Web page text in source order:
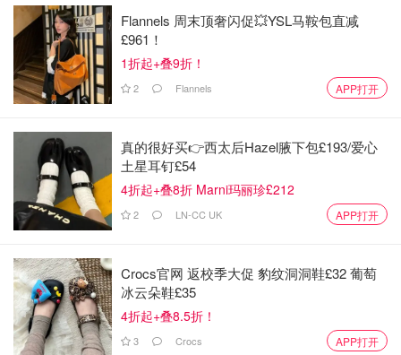
Flannels 周末顶奢闪促💥YSL马鞍包直减
£961！
1折起+叠9折！
2 Flannels APP打开
真的很好买👉西太后Hazel腋下包£193/爱心
土星耳钉£54
4折起+叠8折 Marni玛丽珍£212
2 LN-CC UK APP打开
Crocs官网 返校季大促 豹纹洞洞鞋£32 葡萄
冰云朵鞋£35
4折起+叠8.5折！
3 Crocs APP打开